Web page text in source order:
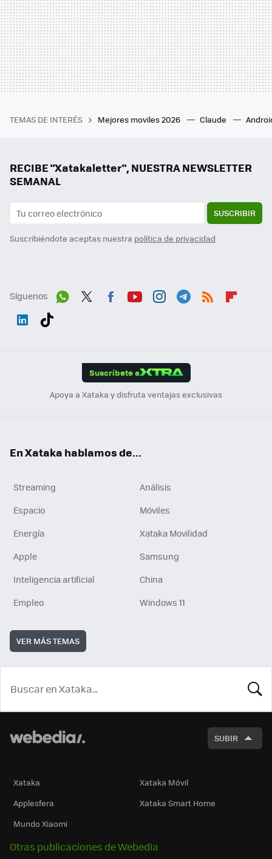
TEMAS DE INTERÉS Mejores moviles 2026 Claude
RECIBE "Xatakaletter", NUESTRA NEWSLETTER
SEMANAL
SUSCRIBIR
Suscribiéndote aceptas nuestra política de privacidad
Síguenos
Suscríbete a
Apoya a Xataka y disfruta ventajas exclusivas
En Xataka hablamos de...
Streaming
Análisis
Espacio
Móviles
Energía
Xataka Movilidad
Apple
Samsung
Inteligencia artificial
China
Empleo
Windows 11
VER MÁS TEMAS
SUBIR
Xataka
Xataka Móvil
Applesfera
Xataka Smart Home
Mundo Xiaomi
Otras publicaciones de Webedia